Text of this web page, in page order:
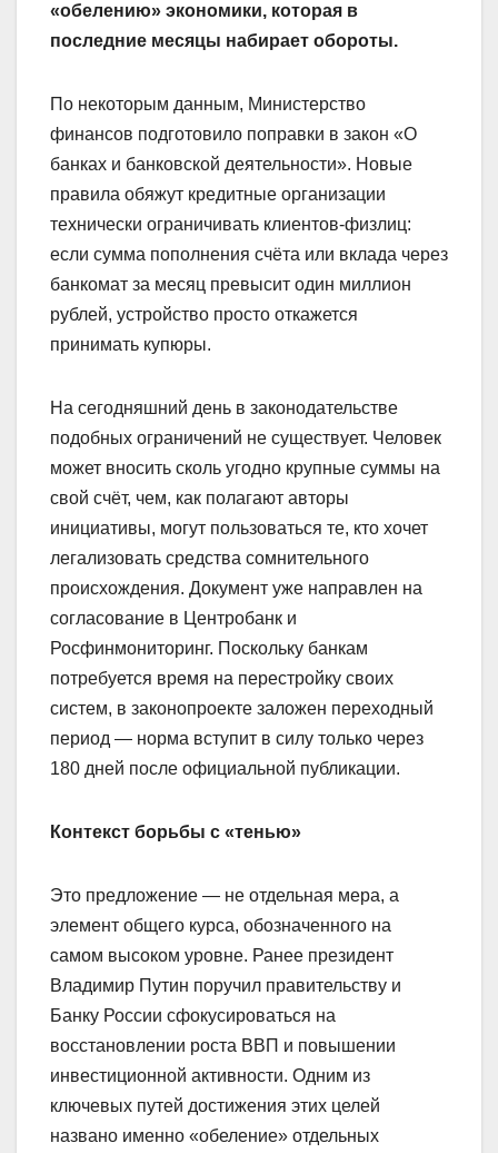
«обелению» экономики, которая в
последние месяцы набирает обороты.
По некоторым данным, Министерство
финансов подготовило поправки в закон «О
банках и банковской деятельности». Новые
правила обяжут кредитные организации
технически ограничивать клиентов-физлиц:
если сумма пополнения счёта или вклада через
банкомат за месяц превысит один миллион
рублей, устройство просто откажется
принимать купюры.
На сегодняшний день в законодательстве
подобных ограничений не существует. Человек
может вносить сколь угодно крупные суммы на
свой счёт, чем, как полагают авторы
инициативы, могут пользоваться те, кто хочет
легализовать средства сомнительного
происхождения. Документ уже направлен на
согласование в Центробанк и
Росфинмониторинг. Поскольку банкам
потребуется время на перестройку своих
систем, в законопроекте заложен переходный
период — норма вступит в силу только через
180 дней после официальной публикации.
Контекст борьбы с «тенью»
Это предложение — не отдельная мера, а
элемент общего курса, обозначенного на
самом высоком уровне. Ранее президент
Владимир Путин поручил правительству и
Банку России сфокусироваться на
восстановлении роста ВВП и повышении
инвестиционной активности. Одним из
ключевых путей достижения этих целей
названо именно «обеление» отдельных